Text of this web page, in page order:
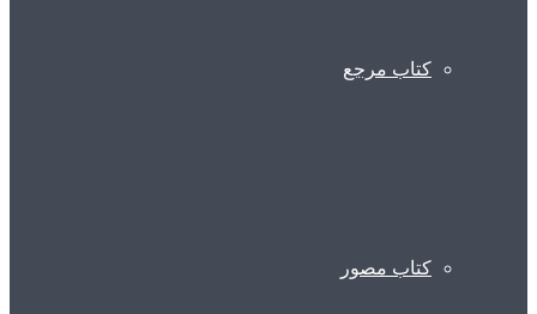
کتاب مرجع
کتاب مصور